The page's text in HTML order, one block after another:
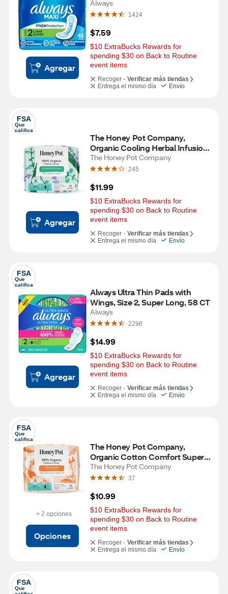
Agregar
Always
1424
$7.59
$10 ExtraBucks Rewards for
spending $30 on Back to Routine
event items
Recoger - Verificar más tiendas
Entrega el mismo día
Envío
FSA
Que
califica
Agregar
The Honey Pot Company,
Organic Cooling Herbal Infusion
Super Pads, 16 CT
The Honey Pot Company
245
$11.99
$10 ExtraBucks Rewards for
spending $30 on Back to Routine
event items
Recoger - Verificar más tiendas
Entrega el mismo día
Envío
FSA
Que
califica
Agregar
Always Ultra Thin Pads with
Wings, Size 2, Super Long, 58 CT
Always
2298
$14.99
$10 ExtraBucks Rewards for
spending $30 on Back to Routine
event items
Recoger - Verificar más tiendas
Entrega el mismo día
Envío
FSA
Que
califica
+ 2 opciones
Opciones
The Honey Pot Company,
Organic Cotton Comfort Super
Pads, 16 CT
The Honey Pot Company
37
$10.99
$10 ExtraBucks Rewards for
spending $30 on Back to Routine
event items
Recoger - Verificar más tiendas
Entrega el mismo día
Envío
FSA
Que